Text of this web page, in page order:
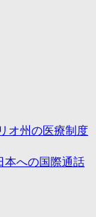
オ州の医療制度
本への国際通話